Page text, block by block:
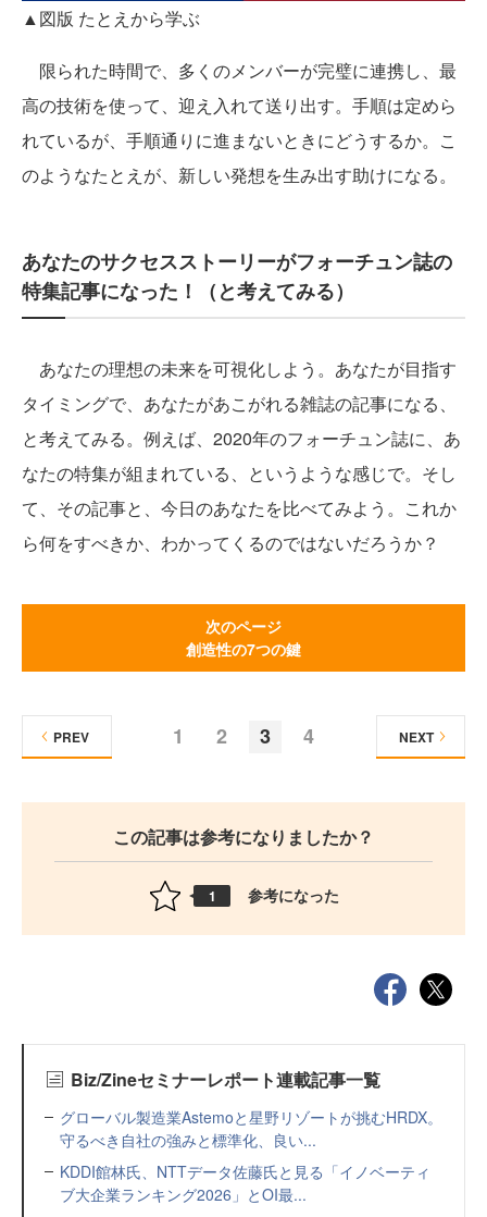
▲図版 たとえから学ぶ
限られた時間で、多くのメンバーが完璧に連携し、最
高の技術を使って、迎え入れて送り出す。手順は定めら
れているが、手順通りに進まないときにどうするか。こ
のようなたとえが、新しい発想を生み出す助けになる。
あなたのサクセスストーリーがフォーチュン誌の
特集記事になった！（と考えてみる）
あなたの理想の未来を可視化しよう。あなたが目指す
タイミングで、あなたがあこがれる雑誌の記事になる、
と考えてみる。例えば、2020年のフォーチュン誌に、あ
なたの特集が組まれている、というような感じで。そし
て、その記事と、今日のあなたを比べてみよう。これか
ら何をすべきか、わかってくるのではないだろうか？
次のページ
創造性の7つの鍵
1 2 3 4
PREV NEXT
この記事は参考になりましたか？
1 参考になった
Biz/Zineセミナーレポート連載記事一覧
グローバル製造業Astemoと星野リゾートが挑むHRDX。
守るべき自社の強みと標準化、良い...
KDDI館林氏、NTTデータ佐藤氏と見る「イノベーティ
ブ大企業ランキング2026」とOI最...